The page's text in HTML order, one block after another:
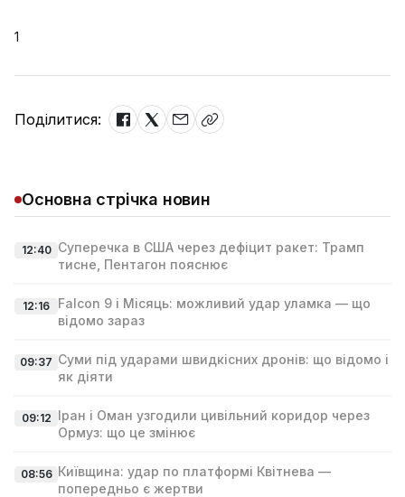
1
Поділитися:
Основна стрічка новин
12:40 Суперечка в США через дефіцит ракет: Трамп
тисне, Пентагон пояснює
12:16
Falcon 9 і Місяць: можливий удар уламка — що
відомо зараз
09:37 Суми під ударами швидкісних дронів: що відомо і
як діяти
09:12 Іран і Оман узгодили цивільний коридор через
Ормуз: що це змінює
08:56 Київщина: удар по платформі Квітнева —
попередньо є жертви